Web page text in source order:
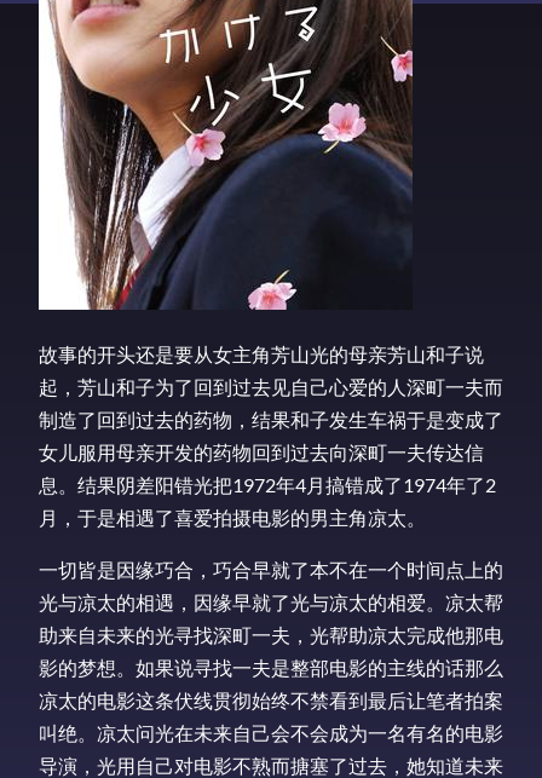
故事的开头还是要从女主角芳山光的母亲芳山和子说
起，芳山和子为了回到过去见自己心爱的人深町一夫而
制造了回到过去的药物，结果和子发生车祸于是变成了
女儿服用母亲开发的药物回到过去向深町一夫传达信
息。结果阴差阳错光把1972年4月搞错成了1974年了2
月，于是相遇了喜爱拍摄电影的男主角凉太。
一切皆是因缘巧合，巧合早就了本不在一个时间点上的
光与凉太的相遇，因缘早就了光与凉太的相爱。凉太帮
助来自未来的光寻找深町一夫，光帮助凉太完成他那电
影的梦想。如果说寻找一夫是整部电影的主线的话那么
凉太的电影这条伏线贯彻始终不禁看到最后让笔者拍案
叫绝。凉太问光在未来自己会不会成为一名有名的电影
导演，光用自己对电影不熟而搪塞了过去，她知道未来